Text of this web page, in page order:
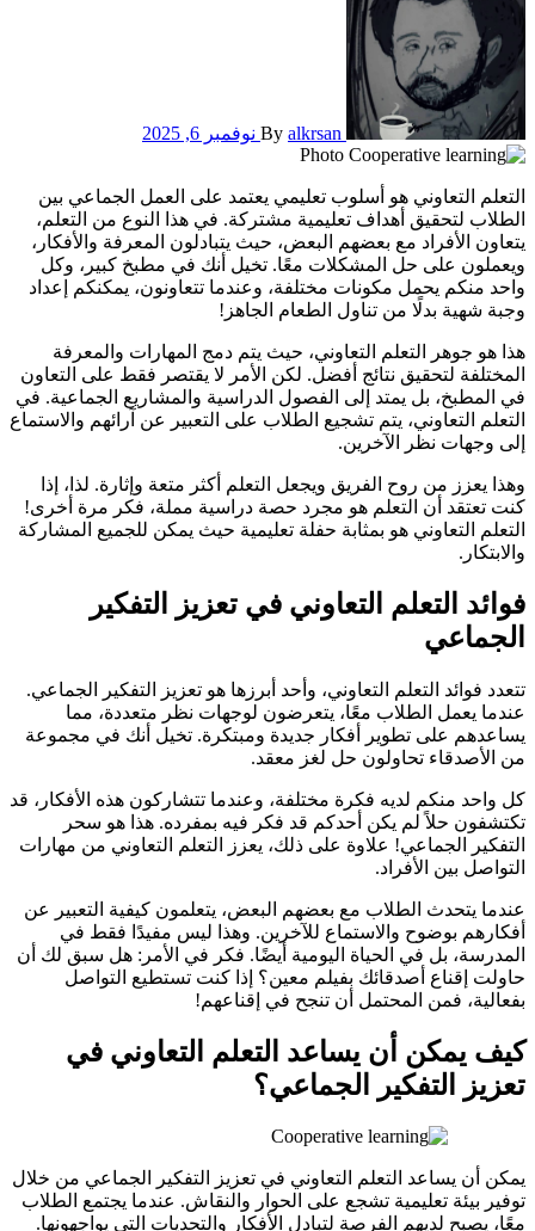
By alkrsan نوفمبر 6, 2025
الطلاب لتحقيق أهداف تعليمية مشتركة. في هذا النوع من التعلم،
يتعاون الأفراد مع بعضهم البعض، حيث يتبادلون المعرفة والأفكار،
ويعملون على حل المشكلات معًا. تخيل أنك في مطبخ كبير، وكل
واحد منكم يحمل مكونات مختلفة، وعندما تتعاونون، يمكنكم إعداد
وجبة شهية بدلًا من تناول الطعام الجاهز!
هذا هو جوهر التعلم التعاوني، حيث يتم دمج المهارات والمعرفة
المختلفة لتحقيق نتائج أفضل. لكن الأمر لا يقتصر فقط على التعاون
في المطبخ، بل يمتد إلى الفصول الدراسية والمشاريع الجماعية. في
التعلم التعاوني، يتم تشجيع الطلاب على التعبير عن آرائهم والاستماع
إلى وجهات نظر الآخرين.
وهذا يعزز من روح الفريق ويجعل التعلم أكثر متعة وإثارة. لذا، إذا
كنت تعتقد أن التعلم هو مجرد حصة دراسية مملة، فكر مرة أخرى!
التعلم التعاوني هو بمثابة حفلة تعليمية حيث يمكن للجميع المشاركة
والابتكار.
فوائد التعلم التعاوني في تعزيز التفكير
الجماعي
تتعدد فوائد التعلم التعاوني، وأحد أبرزها هو تعزيز التفكير الجماعي.
عندما يعمل الطلاب معًا، يتعرضون لوجهات نظر متعددة، مما
يساعدهم على تطوير أفكار جديدة ومبتكرة. تخيل أنك في مجموعة
من الأصدقاء تحاولون حل لغز معقد.
كل واحد منكم لديه فكرة مختلفة، وعندما تتشاركون هذه الأفكار، قد
تكتشفون حلاً لم يكن أحدكم قد فكر فيه بمفرده. هذا هو سحر
التفكير الجماعي! علاوة على ذلك، يعزز التعلم التعاوني من مهارات
التواصل بين الأفراد.
عندما يتحدث الطلاب مع بعضهم البعض، يتعلمون كيفية التعبير عن
أفكارهم بوضوح والاستماع للآخرين. وهذا ليس مفيدًا فقط في
المدرسة، بل في الحياة اليومية أيضًا. فكر في الأمر: هل سبق لك أن
حاولت إقناع أصدقائك بفيلم معين؟ إذا كنت تستطيع التواصل
بفعالية، فمن المحتمل أن تنجح في إقناعهم!
كيف يمكن أن يساعد التعلم التعاوني في
تعزيز التفكير الجماعي؟
يمكن أن يساعد التعلم التعاوني في تعزيز التفكير الجماعي من خلال
توفير بيئة تعليمية تشجع على الحوار والنقاش. عندما يجتمع الطلاب
معًا، يصبح لديهم الفرصة لتبادل الأفكار والتحديات التي يواجهونها.